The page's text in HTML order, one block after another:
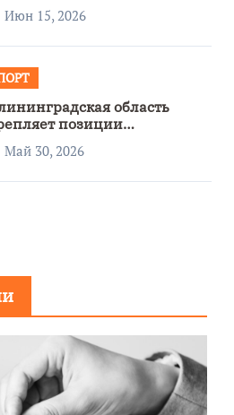
Июн 15, 2026
область
позиции
региона
Май 30, 2026